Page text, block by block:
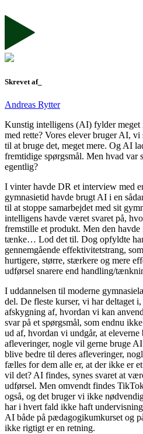
Skrevet af_
Andreas Rytter
Kunstig intelligens (AI) fylder meget
med rette? Vores elever bruger AI,
til at bruge det, meget mere. Og AI
fremtidige spørgsmål. Men hvad var
egentlig?
I vinter havde DR et interview med
gymnasietid havde brugt AI i en
til at stoppe samarbejdet med sit
intelligens havde været svaret på,
fremstille et produkt. Men den
tænke… Lod det til. Dog opfyldte
gennemgående effektivitetstrang,
hurtigere, større, stærkere og mere
udførsel snarere end handling/
I uddannelsen til moderne
del. De fleste kurser, vi har deltaget
afskygning af, hvordan vi kan
svar på et spørgsmål, som endnu
ud af, hvordan vi undgår, at eleverne
afleveringer, nogle vil gerne bruge
blive bedre til deres afleveringer,
fælles for dem alle er, at der ikke er
vil det? AI findes, synes svaret at
udførsel. Men omvendt findes
også, og det bruger vi ikke
har i hvert fald ikke haft
AI både på pædagogikumkurset og
ikke rigtigt er en retning.